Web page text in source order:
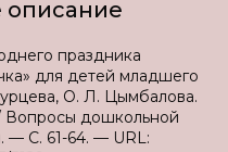
описание
праздника
для детей младшего
О. Л. Цымбалова.
Вопросы дошкольной
— С. 61-64. — URL: